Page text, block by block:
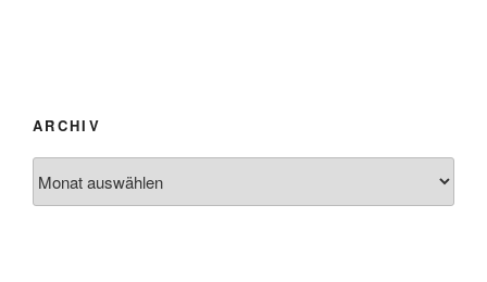
ARCHIV